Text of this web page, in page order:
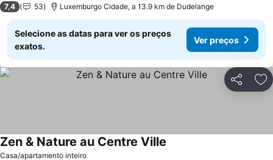
7,4 53 Luxemburgo Cidade, a 13.9 km de Dudelange
Selecione as datas para ver os preços
exatos.
Ver preços
Partilhar
Casa/apartamento inteiro
Zen & Nature au Centre Ville